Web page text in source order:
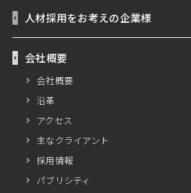
人材採用をお考えの企業様
会社概要
会社概要
沿革
アクセス
主なクライアント
採用情報
パブリシティ